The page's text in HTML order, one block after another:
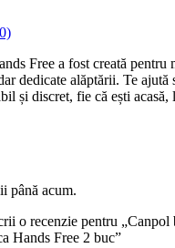
Free a fost creată pentru
dedicate alăptării. Te ajută
și discret, fie că ești acasă,
până acum.
o recenzie pentru „Canpol
Hands Free 2 buc”